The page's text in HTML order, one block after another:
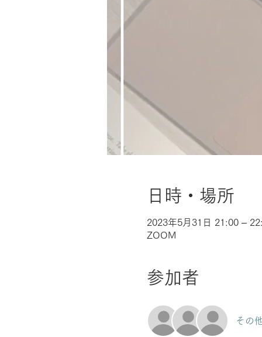
日時・場所
2023年5月31日 21:00 –
ZOOM
参加者
その